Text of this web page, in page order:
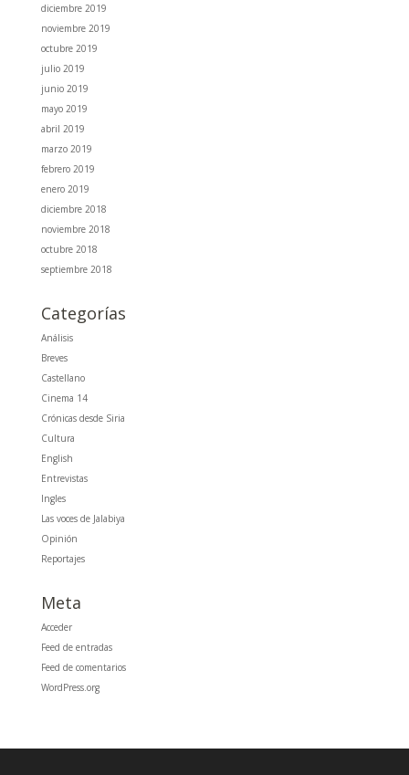
diciembre 2019
noviembre 2019
octubre 2019
julio 2019
junio 2019
mayo 2019
abril 2019
marzo 2019
febrero 2019
enero 2019
diciembre 2018
noviembre 2018
octubre 2018
septiembre 2018
Categorías
Análisis
Breves
Castellano
Cinema 14
Crónicas desde Siria
Cultura
English
Entrevistas
Ingles
Las voces de Jalabiya
Opinión
Reportajes
Meta
Acceder
Feed de entradas
Feed de comentarios
WordPress.org